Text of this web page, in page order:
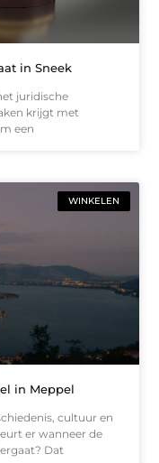
in Sneek
juridische
krijgt met
een
WINKELEN
in Meppel
cultuur en
er wanneer de
Dat